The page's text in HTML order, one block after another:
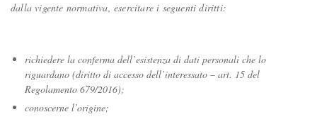
dalla vigente normativa, esercitare i seguenti diritti:
richiedere la conferma dell’esistenza di dati personali che lo
riguardano (diritto di accesso dell’interessato – art. 15 del
Regolamento 679/2016);
conoscerne l’origine;